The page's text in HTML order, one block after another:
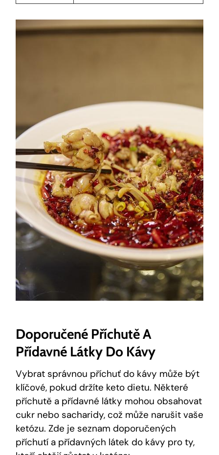
Doporučené Příchutě A
Přídavné Látky Do Kávy
Vybrat správnou příchuť do kávy může být
klíčové, pokud držíte keto dietu. Některé
příchutě a přídavné látky mohou obsahovat
cukr nebo sacharidy, což může narušit vaše
ketózu. Zde je seznam doporučených
příchutí a přídavných látek do kávy pro ty,